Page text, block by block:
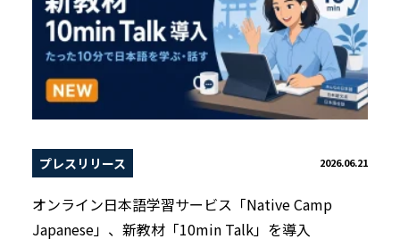
プレスリリース 2026.06.21
オンライン日本語学習サービス「Native Camp
Japanese」、新教材「10min Talk」を導入